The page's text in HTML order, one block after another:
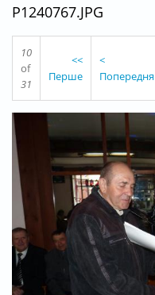
P1240767.JPG
10
of
31
<<
Перше
<
Попередня